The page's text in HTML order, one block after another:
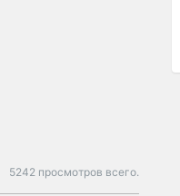
5242 просмотров всего.